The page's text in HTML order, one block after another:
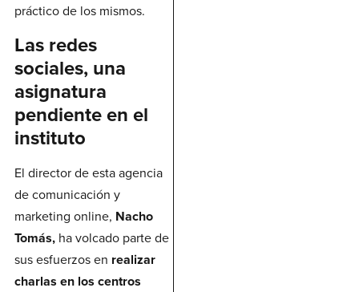
práctico de los mismos.
Las redes
sociales, una
asignatura
pendiente en el
instituto
El director de esta agencia
de comunicación y
marketing online, Nacho
Tomás,ha volcado parte de
sus esfuerzos en realizar
charlas en los centros